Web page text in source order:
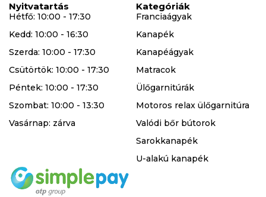
Nyitvatartás
Hétfő: 10:00 - 17:30
Kedd: 10:00 - 16:30
Szerda: 10:00 - 17:30
Csütörtök: 10:00 - 17:30
Péntek: 10:00 - 17:30
Szombat: 10:00 - 13:30
Vasárnap: zárva
Kategóriák
Franciaágyak
Kanapék
Kanapéágyak
Matracok
Ülőgarnitúrák
Motoros relax ülőgarnitúra
Valódi bőr bútorok
Sarokkanapék
U-alakú kanapék